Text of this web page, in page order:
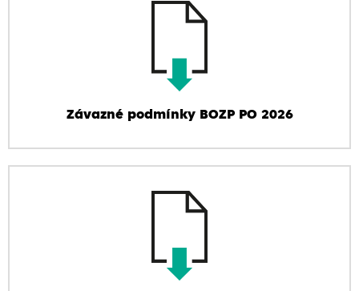
Závazné podmínky BOZP PO 2026